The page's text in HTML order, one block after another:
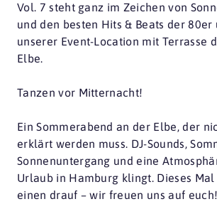
Vol. 7 steht ganz im Zeichen von
und den besten Hits & Beats der 80er
unserer Event-Location mit Terrasse
Elbe.
Tanzen vor Mitternacht!
Ein Sommerabend an der Elbe, der
erklärt werden muss. DJ-Sounds,
Sonnenuntergang und eine
Urlaub in Hamburg klingt. Dieses
einen drauf – wir freuen uns auf euch!